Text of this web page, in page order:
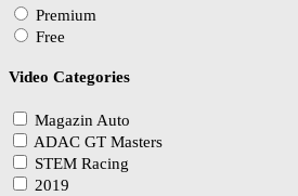
Premium
Free
Video Categories
Magazin Auto
ADAC GT Masters
STEM Racing
2019